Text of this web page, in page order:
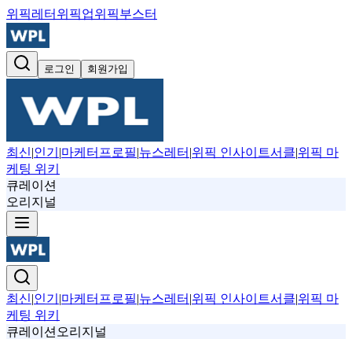
위픽레터 위픽업위픽부스터
로그인 회원가입
최신|인기 |마케터프로필|뉴스레터 |위픽 인사이트서클|위픽 마
케팅 위키
큐레이션
오리지널
최신|인기 |마케터프로필|뉴스레터 |위픽 인사이트서클|위픽 마
케팅 위키
큐레이션 오리지널